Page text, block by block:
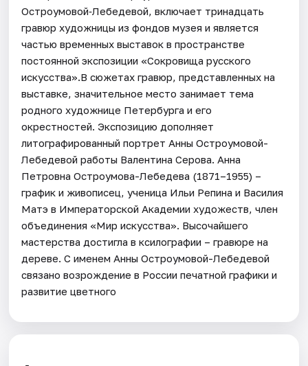
Остроумовой‑Лебедевой, включает тринадцать
гравюр художницы из фондов музея и является
частью временных выставок в пространстве
постоянной экспозиции «Сокровища русского
искусства».В сюжетах гравюр, представленных на
выставке, значительное место занимает тема
родного художнице Петербурга и его
окрестностей. Экспозицию дополняет
литографированный портрет Анны Остроумовой-
Лебедевой работы Валентина Серова. Анна
Петровна Остроумова-Лебедева (1871–1955) –
график и живописец, ученица Ильи Репина и Василия
Матэ в Императорской Академии художеств, член
объединения «Мир искусства». Высочайшего
мастерства достигла в ксилографии – гравюре на
дереве. С именем Анны Остроумовой-Лебедевой
связано возрождение в России печатной графики и
развитие цветного